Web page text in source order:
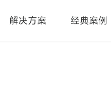
解决方案 经典案例